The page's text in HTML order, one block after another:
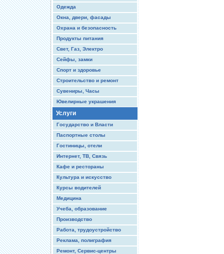
Одежда
Окна, двери, фасады
Охрана и безопасность
Продукты питания
Свет, Газ, Электро
Сейфы, замки
Спорт и здоровье
Строительство и ремонт
Сувениры, Часы
Ювелирные украшения
Услуги
Государство и Власти
Паспортные столы
Гостиницы, отели
Интернет, ТВ, Связь
Кафе и рестораны
Культура и искусство
Курсы водителей
Медицина
Учеба, образование
Производство
Работа, трудоустройство
Реклама, полиграфия
Ремонт, Сервис-центры